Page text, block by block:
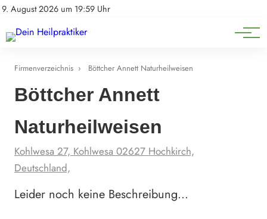
9. August 2026 um 19:59 Uhr
Impressum
Natürliche Medizin
Heilpflanzen & Kräuterkunde
Firmenverzeichnis › Böttcher Annett Naturheilweisen
Böttcher Annett
Naturheilweisen
Kohlwesa 27, Kohlwesa 02627 Hochkirch,
Deutschland,
Leider noch keine Beschreibung…